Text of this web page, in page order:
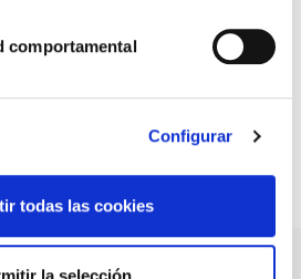
comportamental
Configurar
todas las cookies
brava: el entrante navideño
SALSAS